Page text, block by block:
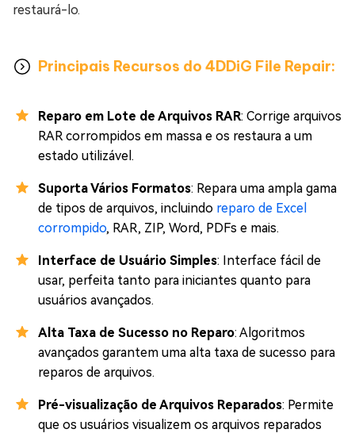
restaurá-lo.
Principais Recursos do 4DDiG File Repair:
Reparo em Lote de Arquivos RAR: Corrige arquivos
RAR corrompidos em massa e os restaura a um
estado utilizável.
Suporta Vários Formatos: Repara uma ampla gama
de tipos de arquivos, incluindo reparo de Excel
corrompido, RAR, ZIP, Word, PDFs e mais.
Interface de Usuário Simples: Interface fácil de
usar, perfeita tanto para iniciantes quanto para
usuários avançados.
Alta Taxa de Sucesso no Reparo: Algoritmos
avançados garantem uma alta taxa de sucesso para
reparos de arquivos.
Pré-visualização de Arquivos Reparados: Permite
que os usuários visualizem os arquivos reparados